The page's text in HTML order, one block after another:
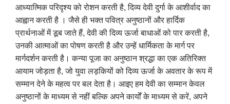
आध्यात्मिक परिदृश्य को रोशन करती है, दिव्य देवी दुर्गा के आशीर्वाद का
आह्वान करती है । जैसे ही भक्त पवित्र अनुष्ठानों और हार्दिक
प्रार्थनाओं में डूब जाते हैं, देवी की दिव्य ऊर्जा बाधाओं को पार करती है,
उनकी आत्माओं का पोषण करती है और उन्हें धार्मिकता के मार्ग पर
मार्गदर्शन करती है। कन्या पूजा का अनुष्ठान श्रद्धा का एक अतिरिक्त
आयाम जोड़ता है, जो युवा लड़कियों को दिव्य ऊर्जा के अवतार के रूप में
सम्मान देने के महत्व पर बल देता है। आइए हम देवी का सम्मान केवल
अनुष्ठानों के माध्यम से नहीं बल्कि अपने कार्यों के माध्यम से करें, अपने